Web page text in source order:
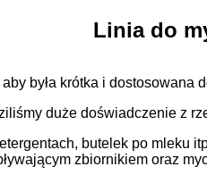
Linia do
była krótka i dostosowana
duże doświadczenie z
butelek po mleku
zbiornikiem oraz